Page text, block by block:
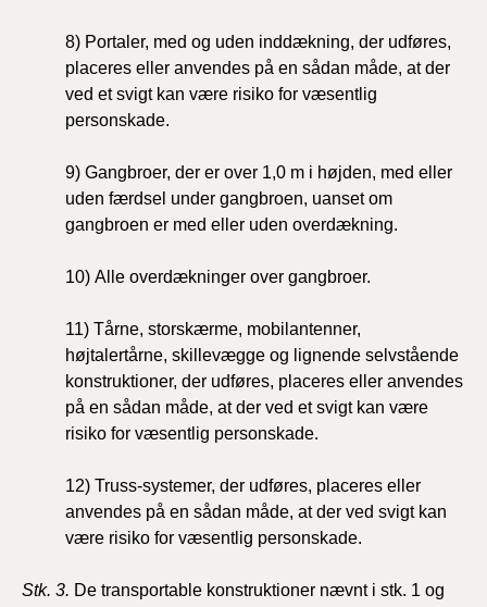
8) Portaler, med og uden inddækning, der udføres,
placeres eller anvendes på en sådan måde, at der
ved et svigt kan være risiko for væsentlig
personskade.
9) Gangbroer, der er over 1,0 m i højden, med eller
uden færdsel under gangbroen, uanset om
gangbroen er med eller uden overdækning.
10) Alle overdækninger over gangbroer.
11) Tårne, storskærme, mobilantenner,
højtalertårne, skillevægge og lignende selvstående
konstruktioner, der udføres, placeres eller anvendes
på en sådan måde, at der ved et svigt kan være
risiko for væsentlig personskade.
12) Truss-systemer, der udføres, placeres eller
anvendes på en sådan måde, at der ved svigt kan
være risiko for væsentlig personskade.
Stk. 3. De transportable konstruktioner nævnt i stk. 1 og